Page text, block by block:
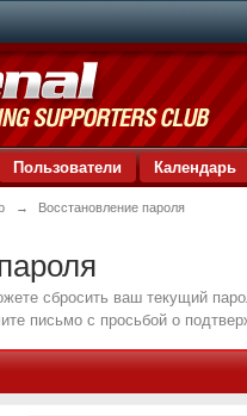
Пользователи Календарь
→ Восстановление пароля
сбросить ваш текущий
письмо с просьбой о